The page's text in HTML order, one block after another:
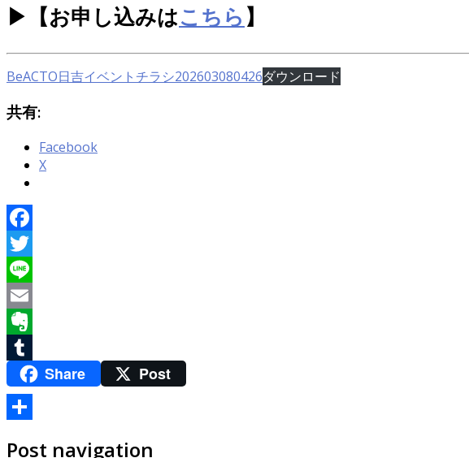
▶︎【お申し込みはこちら】
BeACTO日吉イベントチラシ202603080426ダウンロード
共有:
Facebook
X
Facebook
Twitter
Line
Email
Evernote
TumblrShare Post
Post navigation